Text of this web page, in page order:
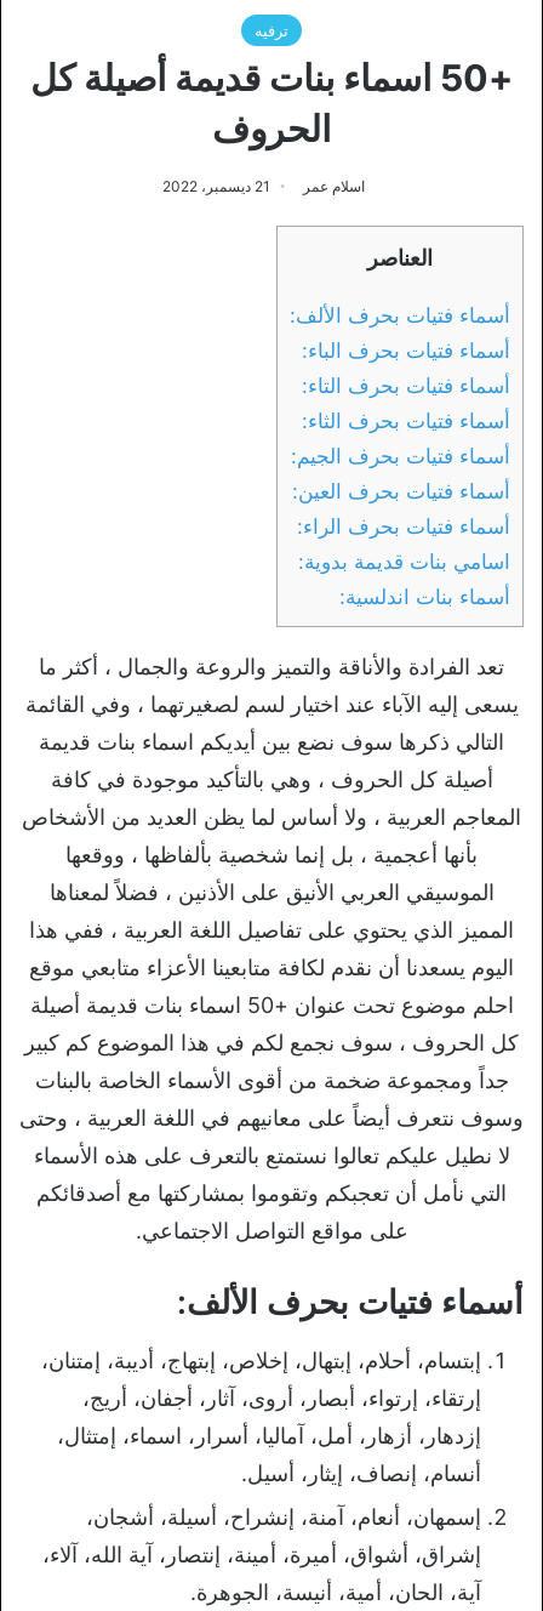
ترفيه
+50 اسماء بنات قديمة أصيلة كل
الحروف
اسلام عمر 21 ديسمبر، 2022
العناصر
أسماء فتيات بحرف الألف:
أسماء فتيات بحرف الباء:
أسماء فتيات بحرف التاء:
أسماء فتيات بحرف الثاء:
أسماء فتيات بحرف الجيم:
أسماء فتيات بحرف العين:
أسماء فتيات بحرف الراء:
اسامي بنات قديمة بدوية:
أسماء بنات اندلسية:
تعد الفرادة والأناقة والتميز والروعة والجمال ، أكثر ما
يسعى إليه الآباء عند اختيار لسم لصغيرتهما ، وفي القائمة
التالي ذكرها سوف نضع بين أيديكم اسماء بنات قديمة
أصيلة كل الحروف ، وهي بالتأكيد موجودة في كافة
المعاجم العربية ، ولا أساس لما يظن العديد من الأشخاص
بأنها أعجمية ، بل إنما شخصية بألفاظها ، ووقعها
الموسيقي العربي الأنيق على الأذنين ، فضلاً لمعناها
المميز الذي يحتوي على تفاصيل اللغة العربية ، ففي هذا
اليوم يسعدنا أن نقدم لكافة متابعينا الأعزاء متابعي موقع
احلم موضوع تحت عنوان +50 اسماء بنات قديمة أصيلة
كل الحروف ، سوف نجمع لكم في هذا الموضوع كم كبير
جداً ومجموعة ضخمة من أقوى الأسماء الخاصة بالبنات
وسوف نتعرف أيضاً على معانيهم في اللغة العربية ، وحتى
لا نطيل عليكم تعالوا نستمتع بالتعرف على هذه الأسماء
التي نأمل أن تعجبكم وتقوموا بمشاركتها مع أصدقائكم
على مواقع التواصل الاجتماعي.
أسماء فتيات بحرف الألف:
إبتسام، أحلام، إبتهال، إخلاص، إبتهاج، أديبة، إمتنان،
إرتقاء، إرتواء، أبصار، أروى، آثار، أجفان، أريج،
إزدهار، أزهار، أمل، آماليا، أسرار، اسماء، إمتثال،
أنسام، إنصاف، إيثار، أسيل.
إسمهان، أنعام، آمنة، إنشراح، أسيلة، أشجان،
إشراق، أشواق، أميرة، أمينة، إنتصار، آية الله، آلاء،
آية، الحان، أمية، أنيسة، الجوهرة.